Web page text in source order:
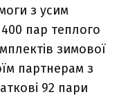
з усим
пар теплого
зимової
партнерам з
92 пари